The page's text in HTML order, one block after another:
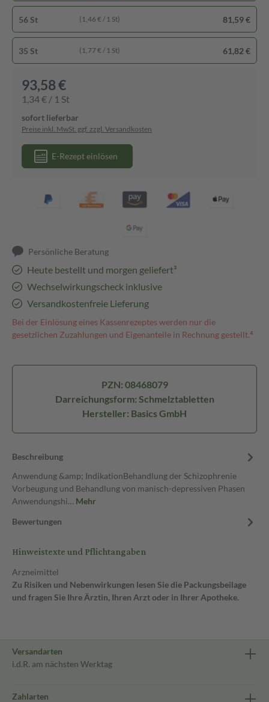
56 St (1,46 € / 1 St) 81,59 €
35 St (1,77 € / 1 St) 61,82 €
93,58 €
1,34 € / 1 St
sofort lieferbar
Preise inkl. MwSt. ggf. zzgl. Versandkosten
E-Rezept einlösen
Persönliche Beratung
Heute bestellt und morgen geliefert³
Wechselwirkungscheck inklusive
Versandkostenfreie Lieferung
Bei der Einlösung eines Kassenrezeptes werden nur die
gesetzlichen Zuzahlungen und Eigenanteile in Rechnung gestellt.⁴
PZN: 08468079
Darreichungsform: Schmelztabletten
Hersteller: Basics GmbH
Beschreibung
Anwendung &amp; IndikationBehandlung der Schizophrenie
Vorbeugung und Behandlung von manisch-depressiven Phasen
Anwendungshi… Mehr
Bewertungen
Hinweistexte und Pflichtangaben
Arzneimittel
Zu Risiken und Nebenwirkungen lesen Sie die Packungsbeilage
und fragen Sie Ihre Ärztin, Ihren Arzt oder in Ihrer Apotheke.
Versandarten
i.d.R. am nächsten Werktag
Zahlarten